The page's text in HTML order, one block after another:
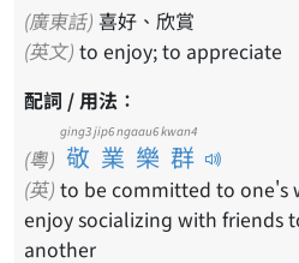
(廣東話) 喜好、欣賞
(英文) to enjoy; to appreciate
配詞 / 用法：
(粵) 敬業樂群
ging3 jip6 ngaau6 kwan4
(英) to be committed to one's
enjoy socializing with friends
another